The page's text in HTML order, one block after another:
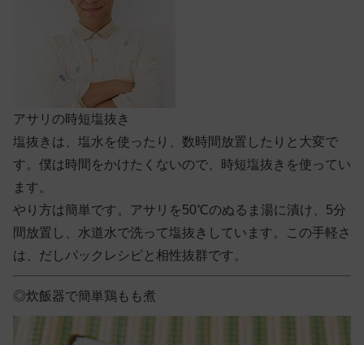
アサリの時短塩抜き
塩抜きは、塩水を使ったり、数時間放置したりと大変で
す。僕は時間をかけたくないので、時短塩抜きを使ってい
ます。
やり方は簡単です。アサリを50℃のぬるま湯に漬け、5分
間放置し、水道水で洗って塩抜きしています。この手軽さ
は、だしパックレシピと相性抜群です。
◎炊飯器で簡単鶏もも煮